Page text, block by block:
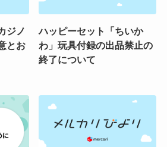
ジノ
とお
ハッピーセット「ちいか
わ」玩具付録の出品禁止の
終了について